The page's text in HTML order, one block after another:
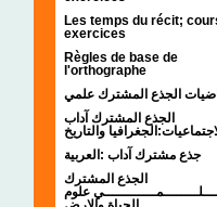
Les temps du récit;
exercices
Règles de base de
l'orthographe
الجذع المشترك علمي
الجذع المشترك آداب
والتاريخ
جذع مشترك آداب :العربية
الجذع المشترك
علوم